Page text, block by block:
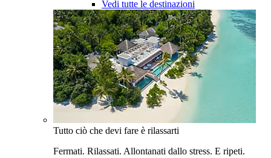
Vedi tutte le destinazioni
Tutto ciò che devi fare è rilassarti
Fermati. Rilassati. Allontanati dallo stress. E ripeti.